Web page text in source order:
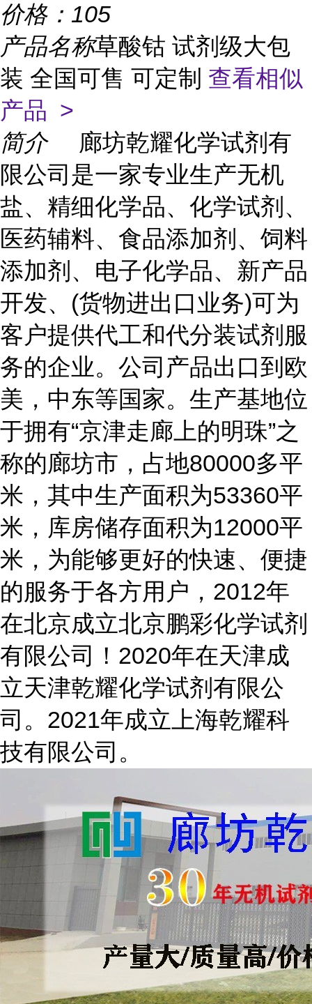
价格： 105
产品名称草酸钴 试剂级大包
装 全国可售 可定制 查看相似
产品 >
简介
廊坊乾耀化学试剂有
限公司是一家专业生产无机
盐、精细化学品、化学试剂、
医药辅料、食品添加剂、饲料
添加剂、电子化学品、新产品
开发、(货物进出口业务)可为
客户提供代工和代分装试剂服
务的企业。公司产品出口到欧
美，中东等国家。生产基地位
于拥有“京津走廊上的明珠”之
称的廊坊市，占地80000多平
米，其中生产面积为53360平
米，库房储存面积为12000平
米，为能够更好的快速、便捷
的服务于各方用户，2012年
在北京成立北京鹏彩化学试剂
有限公司！2020年在天津成
立天津乾耀化学试剂有限公
司。2021年成立上海乾耀科
技有限公司。